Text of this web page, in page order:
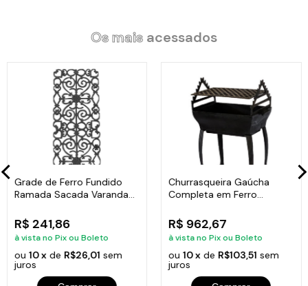
01 Tampa de Vidro Temperado Avulsa 20cm.
0020.AAVM-JAV
Os mais acessados
Grade de Ferro Fundido
Ramada Sacada Varanda
R$ 241,86
à vista no Pix ou Boleto
ou 10 xde R$26,01 sem
juros
Churrasqueira Gaúcha
Completa em Ferro
R$ 962,67
à vista no Pix ou Boleto
ou 10 xde R$103,51 sem
juros